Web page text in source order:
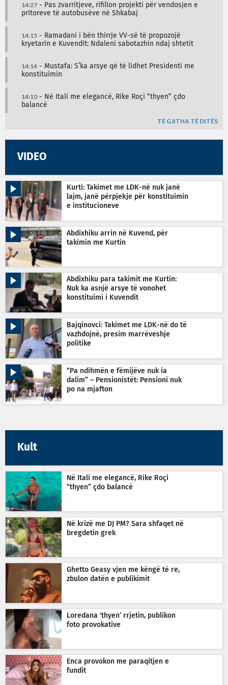
14:27 - Pas zvarritjeve, rifillon projekti për vendosjen e
pritoreve të autobusëve në Shkabaj
14:15 - Ramadani i bën thirrje VV-së të propozojë
kryetarin e Kuvendit: Ndaleni sabotazhin ndaj shtetit
14:14 - Mustafa: S’ka arsye që të lidhet Presidenti me
konstituimin
14:10- Në Itali me elegancë, Rike Roçi “thyen” çdo
balancë
TË GJITHA TË DITËS
VIDEO
Kurti: Takimet me LDK-në nuk janë
lajm, janë përpjekje për konstituimin
e institucioneve
Abdixhiku arrin në Kuvend, për
takimin me Kurtin
Abdixhiku para takimit me Kurtin:
Nuk ka asnjë arsye të vonohet
konstituimi i Kuvendit
Bajqinovci: Takimet me LDK-në do të
vazhdojnë, presim marrëveshje
politike
“Pa ndihmën e fëmijëve nuk ia
dalim” – Pensionistët: Pensioni nuk
po na mjafton
Kult
Në Itali me elegancë, Rike Roçi
“thyen” çdo balancë
Në krizë me DJ PM? Sara shfaqet në
bregdetin grek
Ghetto Geasy vjen me këngë të re,
zbulon datën e publikimit
Loredana ‘thyen’ rrjetin, publikon
foto provokative
Enca provokon me paraqitjen e
fundit